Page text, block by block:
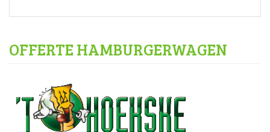
OFFERTE HAMBURGERWAGEN